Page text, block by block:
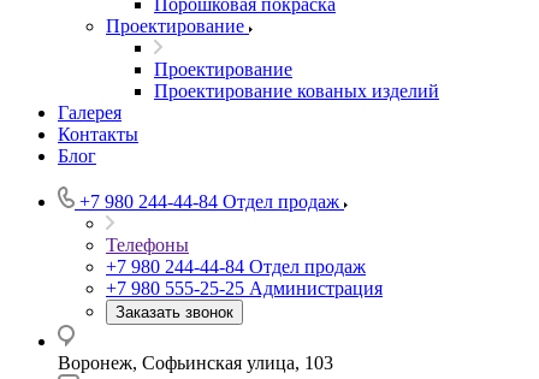
Порошковая покраска
Проектирование
Проектирование
Проектирование кованых изделий
Галерея
Контакты
Блог
+7 980 244-44-84 Отдел продаж
Телефоны
+7 980 244-44-84 Отдел продаж
+7 980 555-25-25 Администрация
Заказать звонок
Воронеж, Софьинская улица, 103